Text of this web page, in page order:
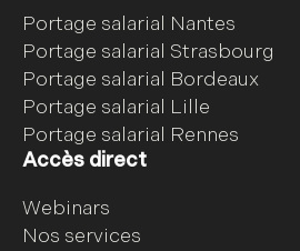
Portage salarial Nantes
Portage salarial Strasbourg
Portage salarial Bordeaux
Portage salarial Lille
Portage salarial Rennes
Accès direct
Webinars
Nos services